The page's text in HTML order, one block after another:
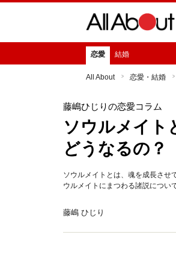
恋愛 結婚
All About 恋愛・結婚
藤嶋ひじりの恋愛コラム
ソウルメイト
どうなるの？
ソウルメイトとは、魂を成長させ
ウルメイトにまつわる諸説につい
藤嶋 ひじり